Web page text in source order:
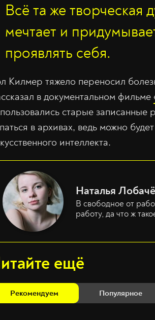
Всё та же творческая
мечтает и
проявлять себя.
Килмер тяжело переносил
в документальном фильме
старые
в архивах, ведь можно
интеллекта.
Наталья
В свободное от
работу, да что ж
ещё
Рекомендуем Популярное